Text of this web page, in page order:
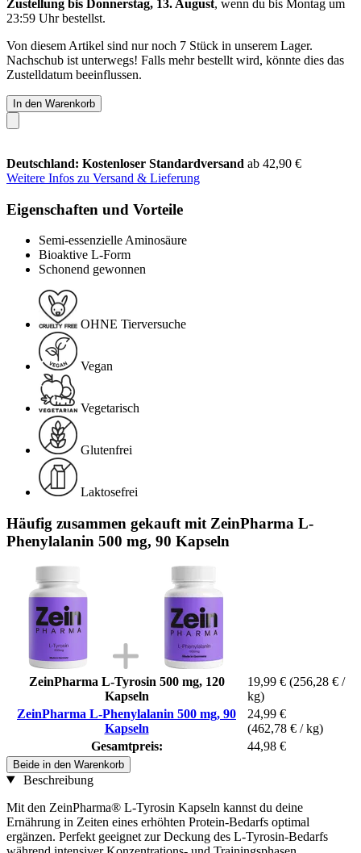
Zustellung bis Donnerstag, 13. August, wenn du bis Montag um
23:59 Uhrbestellst.
Von diesem Artikel sind nur noch 7 Stück in unserem Lager.
Nachschub ist unterwegs! Falls mehr bestellt wird, könnte dies das
Zustelldatum beeinflussen.
In den Warenkorb
Deutschland: Kostenloser Standardversand ab 42,90 €
Weitere Infos zu Versand & Lieferung
Eigenschaften und Vorteile
Semi-essenzielle Aminosäure
Bioaktive L-Form
Schonend gewonnen
OHNE Tierversuche
Vegan
Vegetarisch
Glutenfrei
Laktosefrei
Häufig zusammen gekauft mit ZeinPharma L-
Phenylalanin 500 mg, 90 Kapseln
ZeinPharma L-Tyrosin 500 mg, 120
Kapseln
19,99 € (256,28 € /
kg)
ZeinPharma L-Phenylalanin 500 mg, 90
Kapseln
24,99 €
(462,78 € / kg)
Gesamtpreis:
44,98 €
Beide in den Warenkorb
Beschreibung
Mit den ZeinPharma® L-Tyrosin Kapseln kannst du deine
Ernährung in Zeiten eines erhöhten Protein-Bedarfs optimal
ergänzen. Perfekt geeignet zur Deckung des L-Tyrosin-Bedarfs